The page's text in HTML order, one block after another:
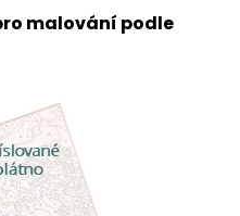
malování podle